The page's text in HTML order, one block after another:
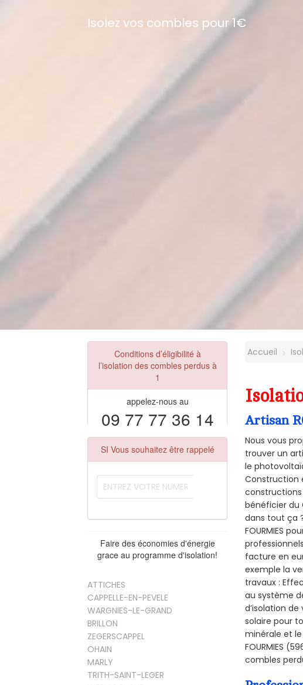
Isolez vos combles pour 1€
Conditions d’éligibilité à
l’isolation des combles perdus à
1
appelez-nous au
09 77 77 36 14
SI Vous souhaitez être rappelé
Faire des économies d'énergie
grace au programme d'isolation!
ATTICHES
CAPPELLE-EN-PEVELE
WARGNIES-LE-GRAND
BRILLON
ZEGERSCAPPEL
OHAIN
MARLY
TRITH-SAINT-LEGER
Accueil
Artisan
Nous vous
trouver un
le
Construction
bénéficier du
dans tout ça
FOURMIES
facture en
exemple la
travaux :
au système
d’isolation
solaire pour
minérale et
FOURMIES
combles